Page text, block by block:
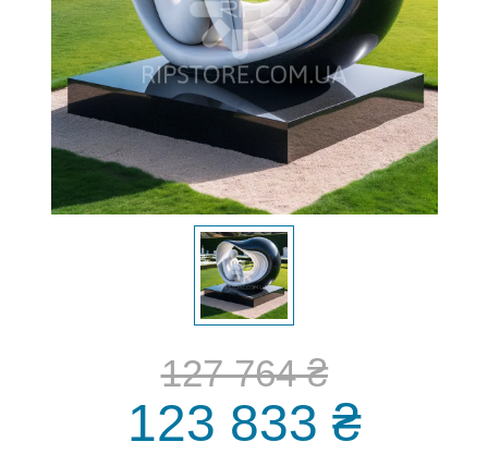
127 764 ₴
123 833 ₴